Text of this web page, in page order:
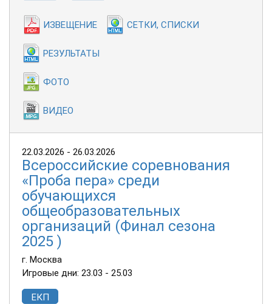
ИЗВЕЩЕНИЕ СЕТКИ, СПИСКИ
РЕЗУЛЬТАТЫ
ФОТО
ВИДЕО
22.03.2026 - 26.03.2026
Всероссийские соревнования
«Проба пера» среди
обучающихся
общеобразовательных
организаций (Финал сезона
2025 )
г. Москва
Игровые дни: 23.03 - 25.03
ЕКП